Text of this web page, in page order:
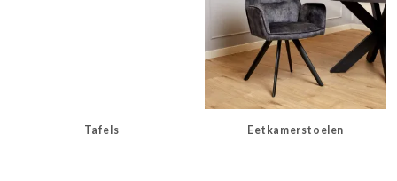
Tafels Eetkamerstoelen